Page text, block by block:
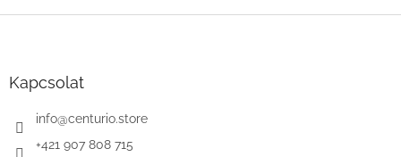
Kapcsolat
info@centurio.store
+421 907 808 715